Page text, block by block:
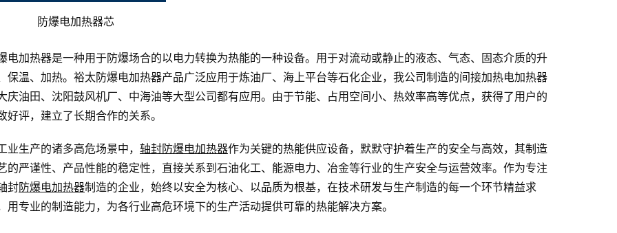
防爆电加热器芯
电加热器是一种用于防爆场合的以电力转换为热能的一种设备。用于对流动或静止的液态、气态、固态介质的升
保温、加热。裕太防爆电加热器产品广泛应用于炼油厂、海上平台等石化企业，我公司制造的间接加热电加热器
庆油田、沈阳鼓风机厂、中海油等大型公司都有应用。由于节能、占用空间小、热效率高等优点，获得了用户的
好评，建立了长期合作的关系。
业生产的诸多高危场景中， 轴封防爆电加热器作为关键的热能供应设备，默默守护着生产的安全与高效，其制造
的严谨性、产品性能的稳定性，直接关系到石油化工、能源电力、冶金等行业的生产安全与运营效率。作为专注
封防爆电加热器制造的企业，始终以安全为核心、以品质为根基，在技术研发与生产制造的每一个环节精益求
用专业的制造能力，为各行业高危环境下的生产活动提供可靠的热能解决方案。